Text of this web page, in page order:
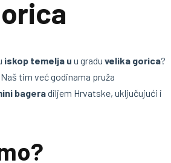
iskop temelja u u gradu velika gorica?
tim već godinama pruža
bageradiljem Hrvatske, uključujući i